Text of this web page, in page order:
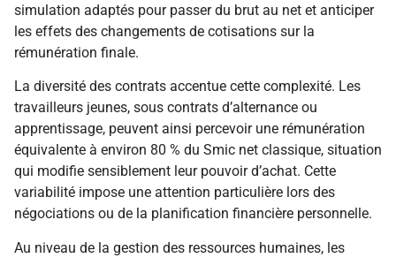
simulation adaptés pour passer du brut au net et anticiper
les effets des changements de cotisations sur la
rémunération finale.
La diversité des contrats accentue cette complexité. Les
travailleurs jeunes, sous contrats d’alternance ou
apprentissage, peuvent ainsi percevoir une rémunération
équivalente à environ 80 % du Smic net classique, situation
qui modifie sensiblement leur pouvoir d’achat. Cette
variabilité impose une attention particulière lors des
négociations ou de la planification financière personnelle.
Au niveau de la gestion des ressources humaines, les